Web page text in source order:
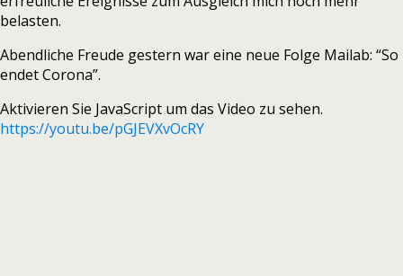
belasten.
Abendliche Freude gestern war eine neue Folge Mailab: “So
endet Corona”.
Aktivieren Sie JavaScript um das Video zu sehen.
https://youtu.be/pGJEVXvOcRY